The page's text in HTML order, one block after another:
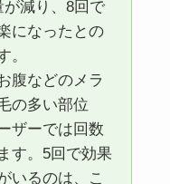
減り、8回で
になったとの
。
腹などのメラ
の多い部位
ザーでは回数
す。5回で効果
いるのは、こ